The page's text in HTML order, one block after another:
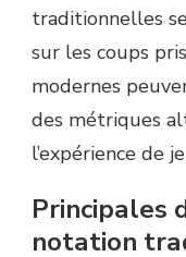
traditionnelles
sur les coups
modernes
des métriques
l’expérience de
Principales
notation